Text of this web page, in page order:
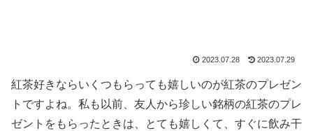
2023.07.28 2023.07.29
紅茶好きならいくつもらっても嬉しいのが紅茶のプレゼン
トですよね。私も以前、友人から珍しい銘柄の紅茶のプレ
ゼントをもらったときは、とても嬉しくて、すぐに飲み干